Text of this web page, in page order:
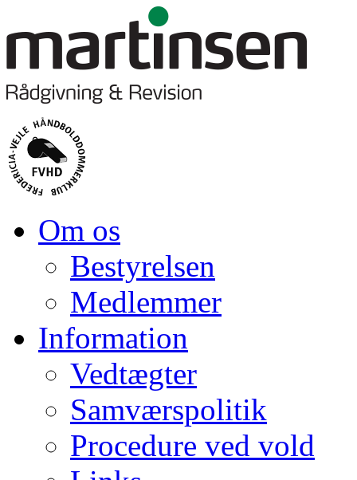
Om os
Bestyrelsen
Medlemmer
Information
Vedtægter
Samværspolitik
Procedure ved vold